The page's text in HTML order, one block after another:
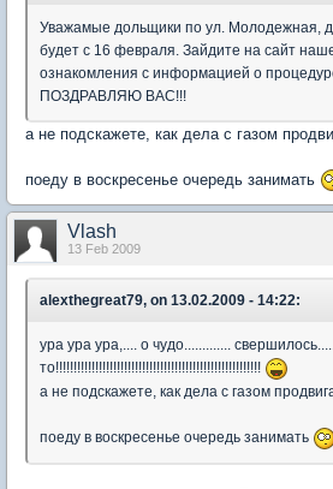
Уважамые дольщики по ул. Молодежная,
будет с 16 февраля. Зайдите на сайт
ознакомления с информацией о
ПОЗДРАВЛЯЮ ВАС!!!
а не подскажете, как дела с газом
поеду в воскресенье очередь занимать
Vlash
13 Feb 2009
alexthegreat79, on 13.02.2009 - 14:22:
ура ура ура,.... о чудо.............
то!!!!!!!!!!!!!!!!!!!!!!!!!!!!!!!!!!!!!!!!!!!!!!!!!!!!!!!!!
а не подскажете, как дела с газом
поеду в воскресенье очередь занимать